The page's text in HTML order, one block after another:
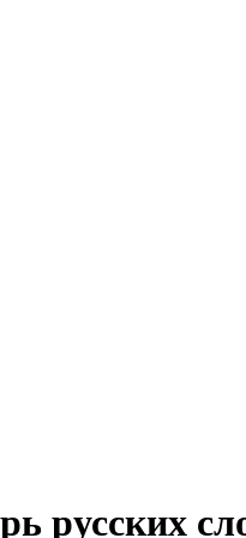
русских